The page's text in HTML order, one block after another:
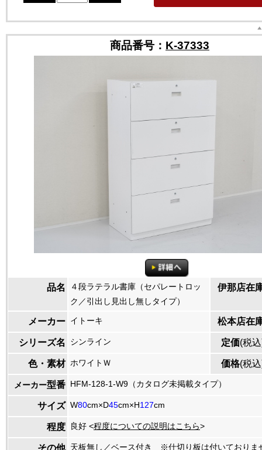
商品番号： K-37333
品名
４段ラテラル書庫（セパレートロッ
ク／引出し見出し無しタイプ）
伊那店在
メーカー イトーキ 松本店在
シリーズ名 シンライン 定価(税
色・素材 ホワイトＷ 価格(税
メーカー型番 HFM-128-1-W9（カタログ未掲載タイプ）
サイズ W80cm×D45cm×H127cm
程度 良好 <程度についての説明はこちら>
その他 天板無し／ベース付き ※仕切り板は付いておりま